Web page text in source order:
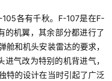
各有千秋。F-107是在F-
的机翼，其余部分都进行了
舱和机头安装雷达的要求，
气改为特别的机背进气，
特的设计在当时引起了广泛